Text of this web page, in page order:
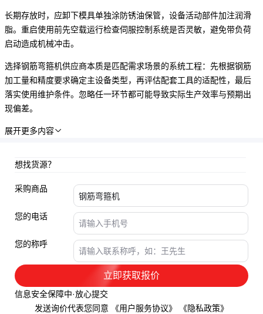
长期存放时，应卸下模具单独涂防锈油保管，设备活动部件加注润滑
脂。重启使用前先空载运行检查伺服控制系统是否灵敏，避免带负荷
启动造成机械冲击。
选择钢筋弯箍机供应商本质是匹配需求场景的系统工程：先根据钢筋
加工量和精度要求确定主设备类型，再评估配套工具的适配性，最后
落实使用维护条件。忽略任一环节都可能导致实际生产效率与预期出
现偏差。
展开更多内容
想找货源？
采购商品
您的电话
您的称呼
立即获取报价
信息安全保障中·放心提交
发送询价代表您同意 《用户服务协议》 《隐私政策》